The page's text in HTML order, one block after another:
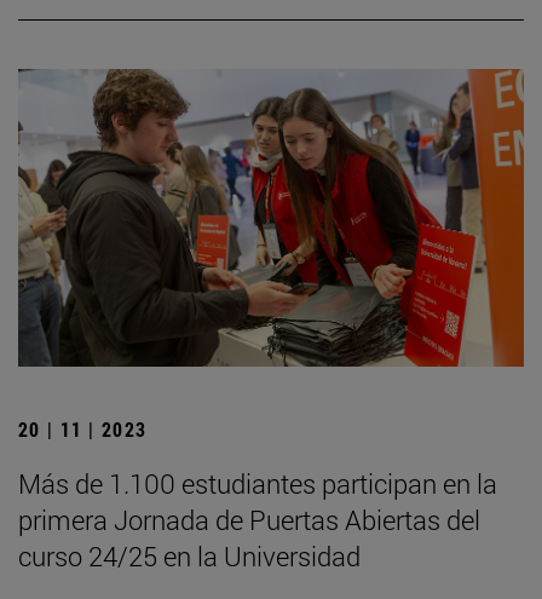
20 | 11 | 2023
Más de 1.100 estudiantes participan en la
primera Jornada de Puertas Abiertas del
curso 24/25 en la Universidad